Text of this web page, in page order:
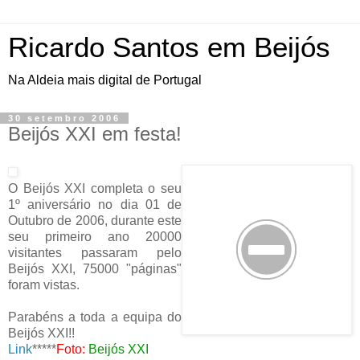
Ricardo Santos em Beijós
Na Aldeia mais digital de Portugal
30 setembro 2006
Beijós XXI em festa!
O Beijós XXI completa o seu
1º aniversário no dia 01 de
Outubro de 2006, durante este
seu primeiro ano 20000
visitantes passaram pelo
Beijós XXI, 75000 "páginas"
foram vistas.
Parabéns a toda a equipa do
Beijós XXI!!
Link*****Foto: Beijós XXI